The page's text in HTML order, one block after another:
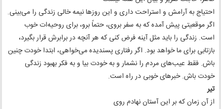
احتیاج به آرامش و استراحت داری و این روزها نیمه خالی زندگی را می‌بینی.
اگر موقعیتی پیش آمده که به سفر بروی، حتماً برو، برای روحیه‌ات خوب
است. زندگی را باید مثل آینه فرض کنی که هر آنچه در برابرش قرار بگیرد،
بازتابی برای ما خواهد بود. اگر رفتاری پسندیده می‌خواهی، ابتدا خودت چنین
باش. فقط عیب‌های مردم را نشمار و به خودت بیا و به فکر بهبود زندگی
خودت باش. خبرهای خوبی در راه است.
تیر
از آن زمان که بر این آستان نهادم روی